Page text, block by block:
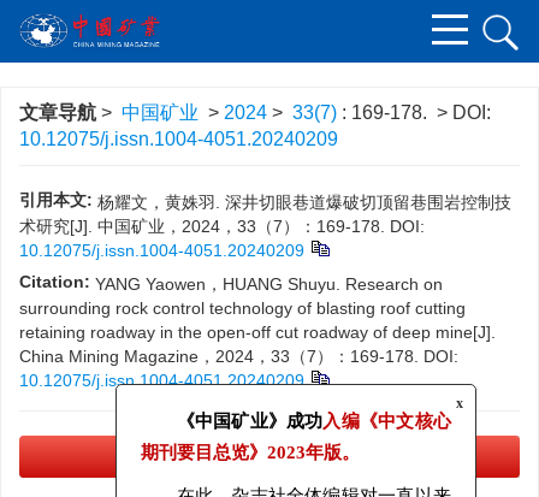
文章导航 > 中国矿业 > 2024 > 33(7) : 169-178. > DOI:
10.12075/j.issn.1004-4051.20240209
引用本文: 杨耀文，黄姝羽. 深井切眼巷道爆破切顶留巷围岩控制技
术研究[J]. 中国矿业，2024，33（7）：169-178.
DOI:
10.12075/j.issn.1004-4051.20240209
Citation: YANG Yaowen，HUANG Shuyu. Research on
surrounding rock control technology of blasting roof cutting
retaining roadway in the open-off cut roadway of deep mine[J].
China Mining Magazine，2024，33（7）：169-178.
DOI:
10.12075/j.issn.1004-4051.20240209
PDF下载(4506 KB)
x
《中国矿业》成功入编《中文核心
期刊要目总览》2023年版。